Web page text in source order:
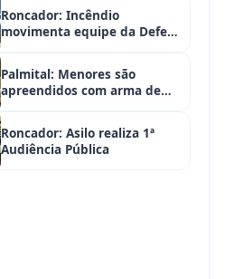
Roncador: Incêndio
movimenta equipe da Defesa
Palmital: Menores são
apreendidos com arma de
Roncador: Asilo realiza 1ª
Audiência Pública